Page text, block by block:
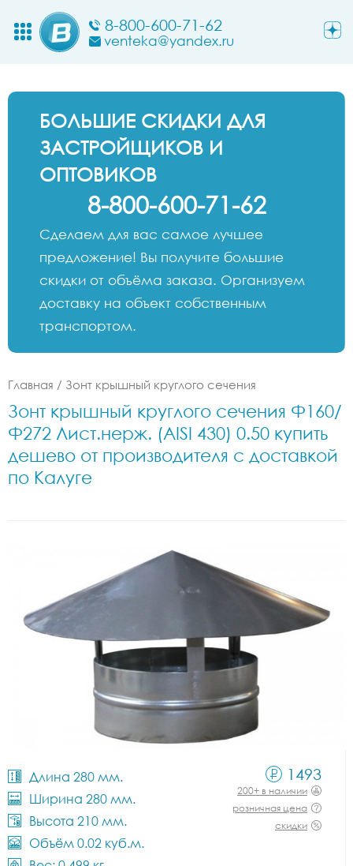
8-800-600-71-62
venteka@yandex.ru
БОЛЬШИЕ СКИДКИ ДЛЯ
ЗАСТРОЙЩИКОВ И
ОПТОВИКОВ
8-800-600-71-62
Сделаем для вас самое лучшее
предложение! Вы получите большие
скидки от объёма заказа. Организуем
доставку на объект собственным
транспортом.
Главная / Зонт крышный круглого сечения
Зонт крышный круглого сечения Ф160/
Ф272 Лист.нерж. (AISI 430) 0.50 купить
дешево от производителя с доставкой
по Калуге
Длина 280 мм.
Ширина 280 мм.
Высота 210 мм.
Объём 0.02 куб.м.
1493
200+ в наличии
розничная цена
скидки